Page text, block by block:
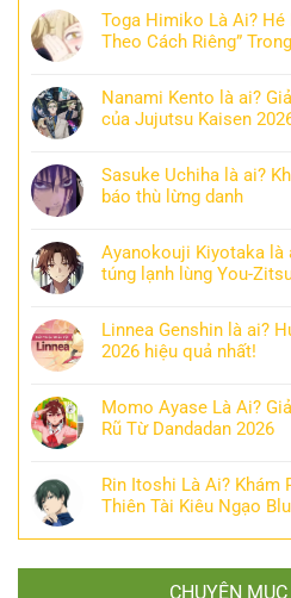
Toga Himiko Là Ai? Hé
Theo Cách Riêng”
Nanami Kento là ai?
của Jujutsu Kaisen
Sasuke Uchiha là ai?
báo thù lừng danh
Ayanokouji Kiyotaka là
túng lạnh lùng You-
Linnea Genshin là ai?
2026 hiệu quả nhất!
Momo Ayase Là Ai?
Rũ Từ Dandadan 2026
Rin Itoshi Là Ai? Khám
Thiên Tài Kiêu Ngạo
CHUYÊN